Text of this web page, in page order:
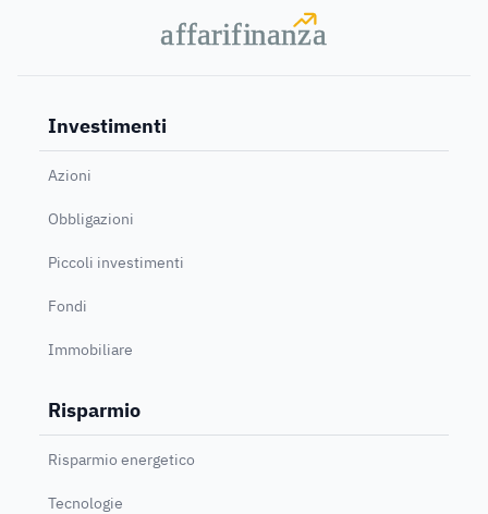
affarifinanza
affarifinanza
Investimenti
Azioni
Obbligazioni
Piccoli investimenti
Fondi
Immobiliare
Risparmio
Risparmio energetico
Tecnologie